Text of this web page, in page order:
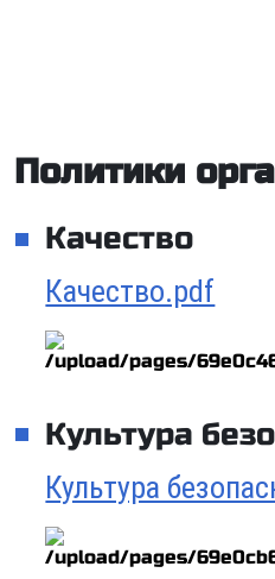
Политики
Качество
Качество.pdf
Культура
Культура